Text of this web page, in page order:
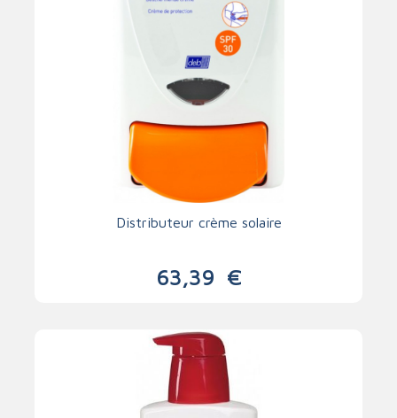
Distributeur crème solaire
63,39 €